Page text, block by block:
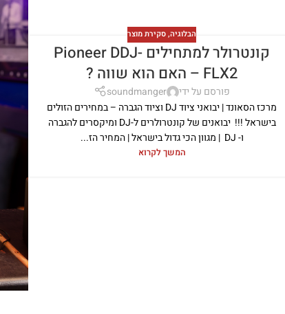
הבלוגיה,סקירת מוצר
קונטרולר למתחילים Pioneer DDJ-
FLX2 – האם הוא שווה ?
פורסם על ידי
soundmanger
מרכז הסאונד | יבואני ציוד DJ וציוד הגברה – במחירים הזולים
בישראל !!! יבואנים של קונטרולרים ל-DJ ומיקסרים להגברה
ו- DJ | מגוון הכי גדול בישראל | המחיר הז...
המשך לקרוא